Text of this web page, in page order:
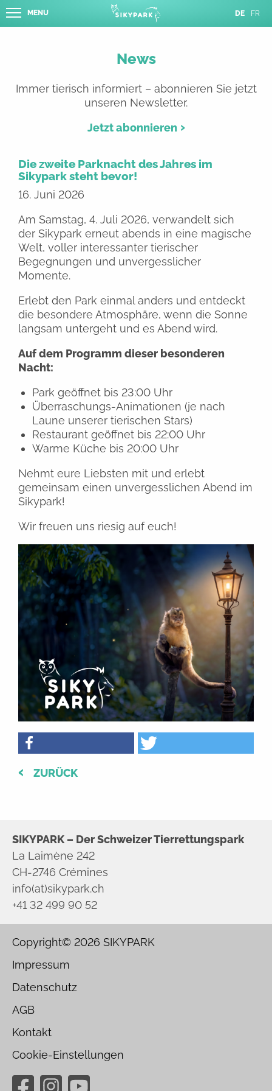
MENU DE FR
News
Immer tierisch informiert – abonnieren Sie jetzt
unseren Newsletter.
Jetzt abonnieren
Die zweite Parknacht des Jahres im
Sikypark steht bevor!
16. Juni 2026
Am Samstag, 4. Juli 2026, verwandelt sich
der Sikypark erneut abends in eine magische
Welt, voller interessanter tierischer
Begegnungen und unvergesslicher
Momente.
Erlebt den Park einmal anders und entdeckt
die besondere Atmosphäre, wenn die Sonne
langsam untergeht und es Abend wird.
Auf dem Programm dieser besonderen
Nacht:
Park geöffnet bis 23:00 Uhr
Überraschungs-Animationen (je nach
Laune unserer tierischen Stars)
Restaurant geöffnet bis 22:00 Uhr
Warme Küche bis 20:00 Uhr
Nehmt eure Liebsten mit und erlebt
gemeinsam einen unvergesslichen Abend im
Sikypark!
Wir freuen uns riesig auf euch!
ZURÜCK
SIKYPARK – Der Schweizer Tierrettungspark
La Laimène 242
CH-2746 Crémines
info(at)sikypark.ch
+41 32 499 90 52
Copyright© 2026 SIKYPARK
Impressum
Datenschutz
AGB
Kontakt
Cookie-Einstellungen